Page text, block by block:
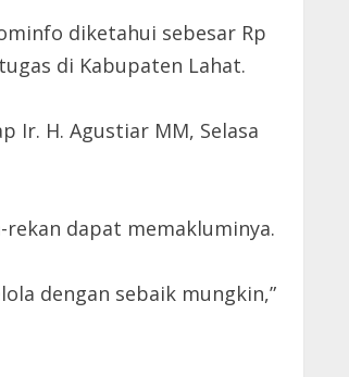
diketahui sebesar Rp
di Kabupaten Lahat.
Ir. H. Agustiar MM, Selasa
dapat memakluminya.
dengan sebaik mungkin,”